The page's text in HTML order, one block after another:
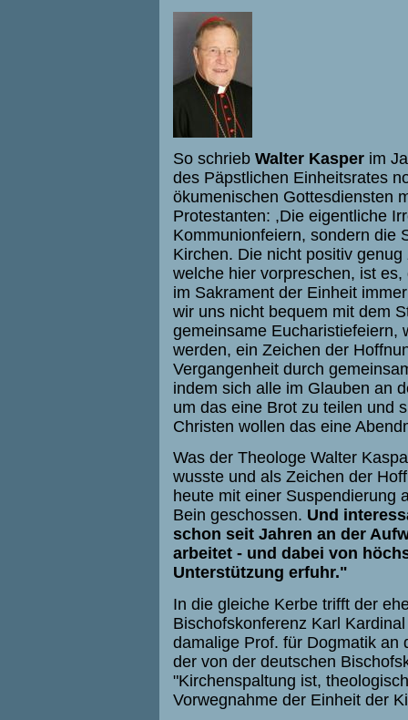
So schrieb Walter Kasper im
des Päpstlichen Einheitsrates
ökumenischen Gottesdiensten
Protestanten: ,Die eigentliche
Kommunionfeiern, sondern die
Kirchen. Die nicht positiv
welche hier vorpreschen, ist
im Sakrament der Einheit
wir uns nicht bequem mit dem
gemeinsame Eucharistiefeiern,
werden, ein Zeichen der
Vergangenheit durch
indem sich alle im Glauben an
um das eine Brot zu teilen und
Christen wollen das eine
Was der Theologe Walter
wusste und als Zeichen der
heute mit einer Suspendierung
Bein geschossen. Und
schon seit Jahren an der
arbeitet - und dabei von
Unterstützung erfuhr."
In die gleiche Kerbe trifft der
Bischofskonferenz Karl
damalige Prof. für Dogmatik an
der von der deutschen
"Kirchenspaltung ist,
Vorwegnahme der Einheit der